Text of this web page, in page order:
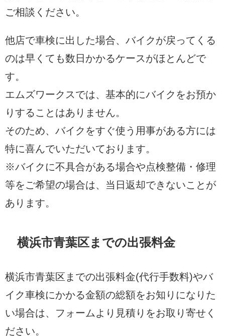
ご相談ください。
他店で車検に出した場合、バイクが戻ってくる
のは早くても数日かかるケースがほとんどで
す。
エムズワークスでは、基本的にバイクをお預か
りすることはありません。
そのため、バイクをすぐ使う用事がある方には
特に喜んでいただいております。
※バイクに不具合がある場合や点検整備・修理
等をご希望の場合は、当日返却できないことが
あります。
横浜市青葉区までの出張料金
横浜市青葉区までの出張料金(代行手数料)やバ
イク車検にかかる金額の総額をお知りになりた
い場合は、フォームより見積りをお取り寄せく
ださい。